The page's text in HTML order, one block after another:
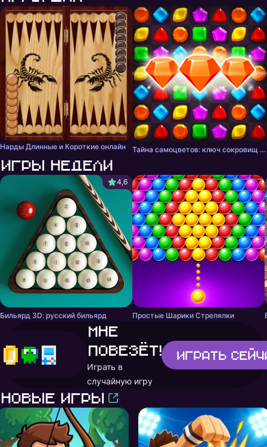
Нарды Длинные и Короткие онлайн Тайна самоцветов: ключ сокровищ - три в ряд
Игры недели
4,6
Бильярд 3D: русский бильярд Простые Шарики Стрелялки
Мне
повезёт!
Играть в
случайную игру
Играть
Новые игры